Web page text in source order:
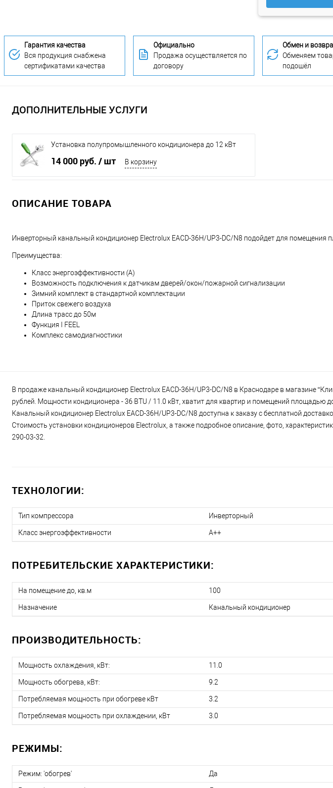
Гарантия качества
Вся продукция снабжена
сертификатами качества
Официально
Продажа осуществляется по
договору
Обмен и
Обменяем
подошёл
ДОПОЛНИТЕЛЬНЫЕ УСЛУГИ
Установка полупромышленного кондиционера до 12 кВт
14 000 руб. / шт В корзину
ОПИСАНИЕ ТОВАРА
Инверторный канальный кондиционер Electrolux EACD-36H/UP3-DC/N8 подойдет для помещения
Преимущества:
Класс энергоэффективности (А)
Возможность подключения к датчикам дверей/окон/пожарной сигнализации
Зимний комплект в стандартной комплектации
Приток свежего воздуха
Длина трасс до 50м
Функция I FEEL
Комплекс самодиагностики
В продаже канальный кондиционер Electrolux EACD-36H/UP3-DC/N8 в Краснодаре в магазине
рублей. Мощности кондиционера - 36 BTU / 11.0 кВт, хватит для квартир и помещений площадью
Канальный кондиционер Electrolux EACD-36H/UP3-DC/N8 доступна к заказу с бесплатной
Стоимость установки кондиционеров Electrolux, а также подробное описание, фото,
290-03-32.
ТЕХНОЛОГИИ:
Тип компрессора Инверторный
Класс энергоэффективности A++
ПОТРЕБИТЕЛЬСКИЕ ХАРАКТЕРИСТИКИ:
На помещение до, кв.м 100
Назначение Канальный кондиционер
ПРОИЗВОДИТЕЛЬНОСТЬ:
Мощность охлаждения, кВт: 11.0
Мощность обогрева, кВт: 9.2
Потребляемая мощность при обогреве кВт 3.2
Потребляемая мощность при охлаждении, кВт 3.0
РЕЖИМЫ:
Режим: 'обогрев' Да